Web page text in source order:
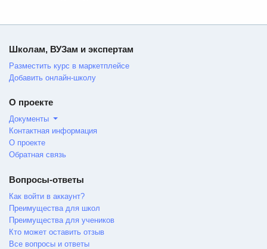
Школам, ВУЗам и экспертам
Разместить курс в маркетплейсе
Добавить онлайн-школу
О проекте
Документы
Контактная информация
О проекте
Обратная связь
Вопросы-ответы
Как войти в аккаунт?
Преимущества для школ
Преимущества для учеников
Кто может оставить отзыв
Все вопросы и ответы